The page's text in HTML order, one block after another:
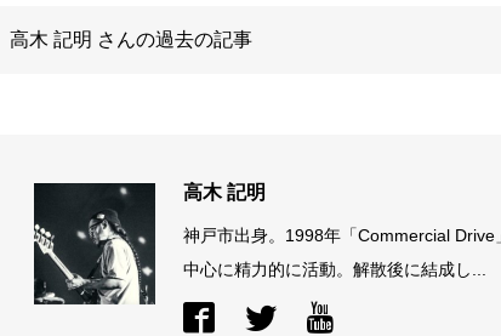
高木 記明 さんの過去の記事
高木 記明
神戸市出身。1998年「Commercial
中心に精力的に活動。解散後に結成し...